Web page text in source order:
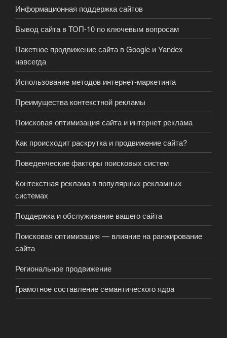
Информационная поддержка сайтов
Вывод сайта в ТОП-10 по ключевым вопросам
Пакетное продвижение сайта в Google и Yandex
навсегда
Использование методов интернет-маркетинга
Преимущества контекстной рекламы
Поисковая оптимизация сайта и интернет реклама
Как происходит раскрутка и продвижение сайта?
Поведенческие факторы поисковых систем
Контекстная реклама в популярных рекламных
системах
Поддержка и обслуживание вашего сайта
Поисковая оптимизация — влияние на ранжирование
сайта
Региональное продвижение
Грамотное составление семантического ядра